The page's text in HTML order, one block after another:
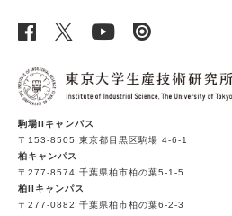
駒場IIキャンパス
〒153-8505 東京都目黒区駒場 4-6-1
柏キャンパス
〒277-8574 千葉県柏市柏の葉5-1-5
柏IIキャンパス
〒277-0882 千葉県柏市柏の葉6-2-3